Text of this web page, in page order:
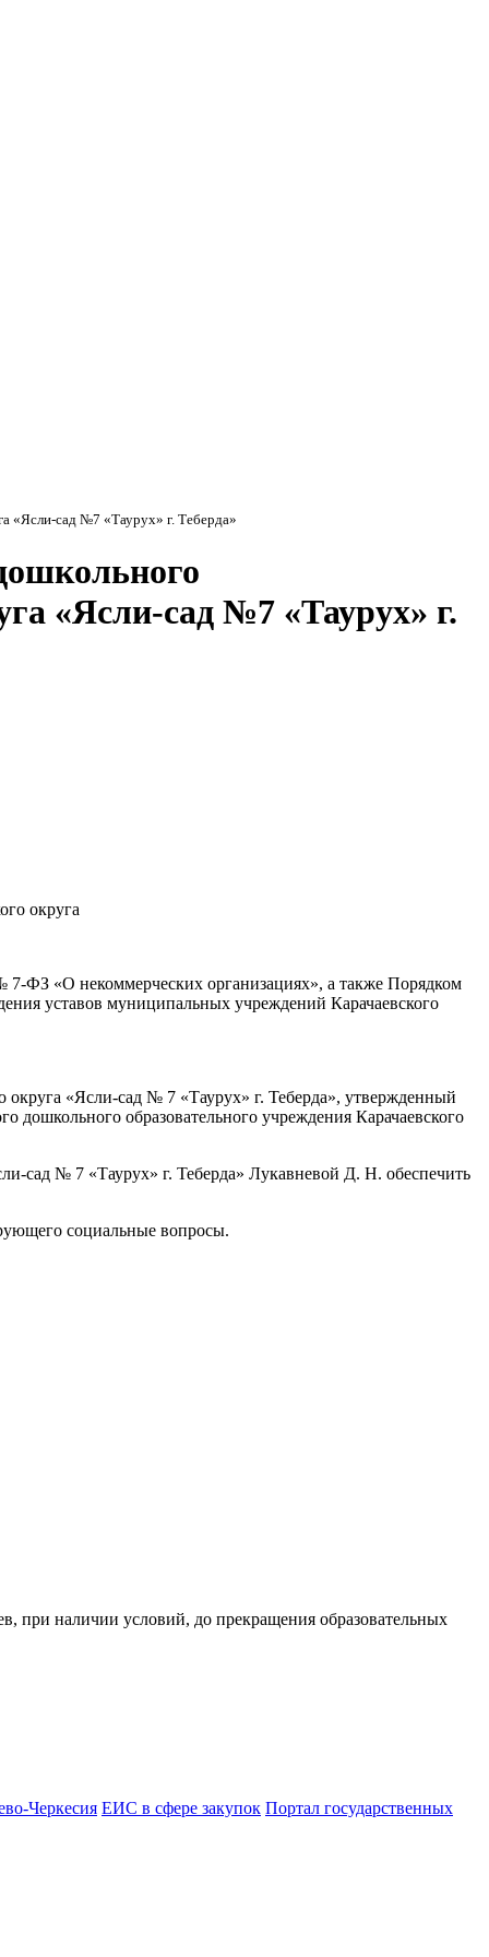
«Ясли-сад №7 «Таурух» г. Теберда»
«Ясли-сад №7 «Таурух» г.
округа
7-ФЗ «О некоммерческих организациях», а также Порядком
уставов муниципальных учреждений Карачаевского
округа «Ясли-сад № 7 «Таурух» г. Теберда», утвержденный
образовательного учреждения Карачаевского
сад № 7 «Таурух» г. Теберда» Лукавневой Д. Н. обеспечить
социальные вопросы.
при наличии условий, до прекращения образовательных
Черкесия ЕИС в сфере закупок Портал государственных